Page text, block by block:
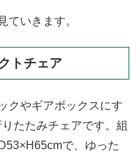
ていきます。
トチェア
クやギアボックスにす
たたみチェアです。組
で、ゆった